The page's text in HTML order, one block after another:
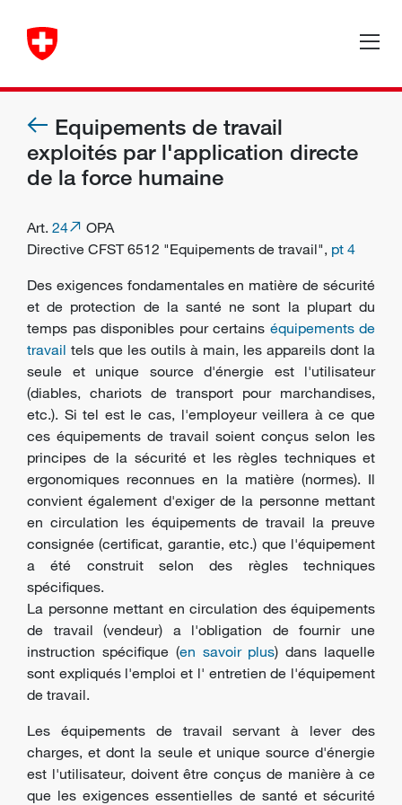
Equipements de travail
exploités par l'application directe
de la force humaine
Art. 24
OPA
Directive CFST 6512 "Equipements de travail", pt 4
Des exigences fondamentales en matière de sécurité
et de protection de la santé ne sont la plupart du
temps pas disponibles pour certains équipements de
travail tels que les outils à main, les appareils dont la
seule et unique source d'énergie est l'utilisateur
(diables, chariots de transport pour marchandises,
etc.). Si tel est le cas, l'employeur veillera à ce que
ces équipements de travail soient conçus selon les
principes de la sécurité et les règles techniques et
ergonomiques reconnues en la matière (normes). Il
convient également d'exiger de la personne mettant
en circulation les équipements de travail la preuve
consignée (certificat, garantie, etc.) que l'équipement
a été construit selon des règles techniques
spécifiques.
La personne mettant en circulation des équipements
de travail (vendeur) a l'obligation de fournir une
instruction spécifique (en savoir plus) dans laquelle
sont expliqués l'emploi et l' entretien de l'équipement
de travail.
Les équipements de travail servant à lever des
charges, et dont la seule et unique source d'énergie
est l'utilisateur, doivent être conçus de manière à ce
que les exigences essentielles de santé et sécurité